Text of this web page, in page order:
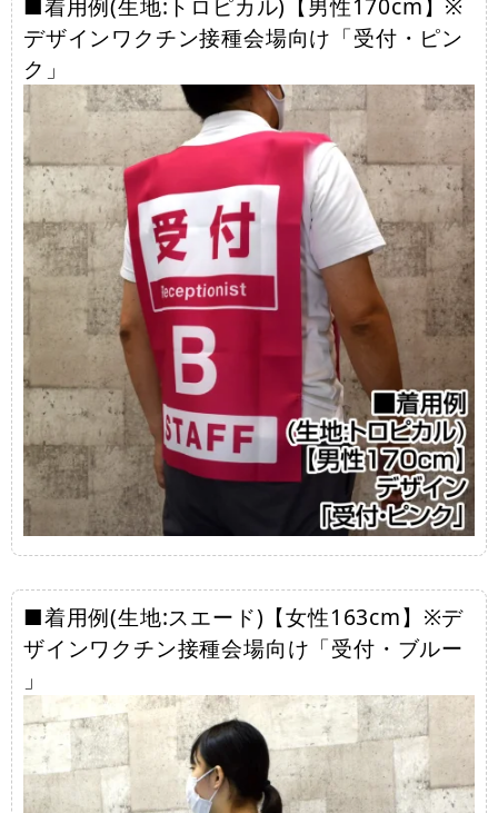
■着用例(生地:トロピカル)【男性170cm】※
デザインワクチン接種会場向け「受付・ピン
ク」
■着用例(生地:スエード)【女性163cm】※デ
ザインワクチン接種会場向け「受付・ブルー
」